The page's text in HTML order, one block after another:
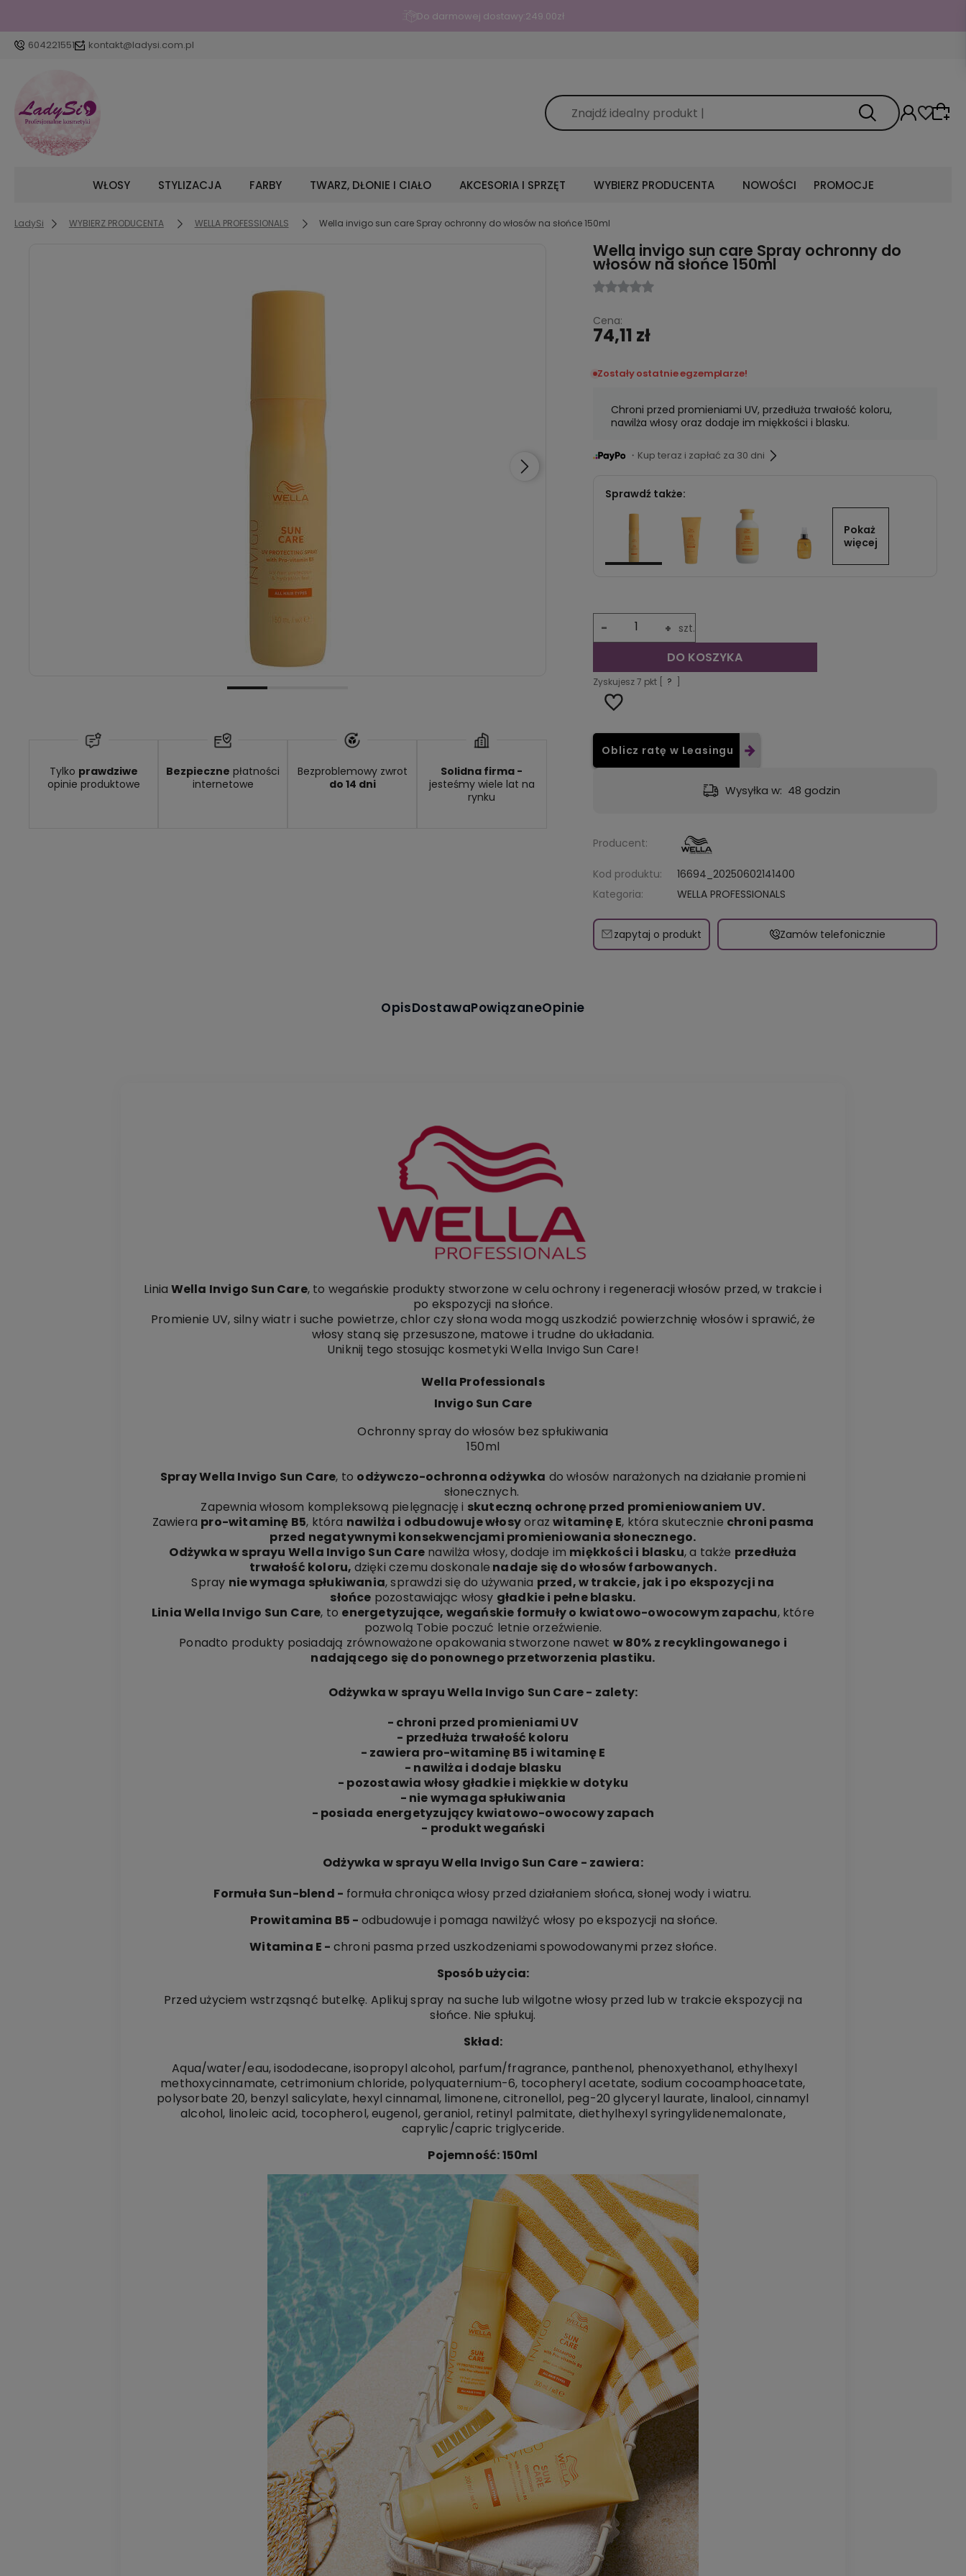
Do darmowej dostawy:249.00zł
604221551 kontakt@ladysi.com.pl
WŁOSY STYLIZACJA FARBY TWARZ, DŁONIE I CIAŁO AKCESORIA I SPRZĘT WYBIERZ PRODUCENTA NOWOŚCI PROMOCJE
LadySi WYBIERZ PRODUCENTA WELLA PROFESSIONALS Wella invigo sun care Spray ochronny do włosów na słońce 150ml
Tylko prawdziwe
opinie produktowe
Bezpieczne płatności
internetowe
Bezproblemowy zwrot
do 14 dni
Solidna firma -
jesteśmy wiele lat na
rynku
Wella invigo sun care Spray ochronny do
włosów na słońce 150ml
Cena:
74,11 zł
Zostały ostatnie egzemplarze!
Chroni przed promieniami UV, przedłuża trwałość koloru,
nawilża włosy oraz dodaje im miękkości i blasku.
・Kup teraz i zapłać za 30 dni
Sprawdź także:
Pokaż
więcej
+
- szt.
DO KOSZYKA
Zyskujesz7 pkt [ ?
Oblicz ratę w Leasingu
- GLS - dostawa do automatu Orlen lub Żabka Dostępność: na wyczerpaniu Wysyłka w: 48 godzin
Producent:
Kod produktu:
16694_20250602141400
Kategoria:
WELLA PROFESSIONALS
zapytaj o produkt Zamów telefonicznie
OpisDostawaPowiązaneOpinie
Linia Wella Invigo Sun Care, to wegańskie produkty stworzone w celu ochrony i regeneracji włosów przed, w trakcie i
po ekspozycji na słońce.
Promienie UV, silny wiatr i suche powietrze, chlor czy słona woda mogą uszkodzić powierzchnię włosów i sprawić, że
włosy staną się przesuszone, matowe i trudne do układania.
Uniknij tego stosując kosmetyki Wella Invigo Sun Care!
Wella Professionals
Invigo Sun Care
Ochronny spray do włosów bez spłukiwania
150ml
Spray Wella Invigo Sun Care, to odżywczo-ochronna odżywka do włosów narażonych na działanie promieni
słonecznych.
Zapewnia włosom kompleksową pielęgnację i skuteczną ochronę przed promieniowaniem UV.
Zawiera pro-witaminę B5, która nawilża i odbudowuje włosyorazwitaminę E, która skutecznie chroni pasma
przed negatywnymi konsekwencjami promieniowania słonecznego.
Odżywka w sprayu Wella Invigo Sun Carenawilża włosy, dodaje im miękkości i blasku, a także przedłuża
trwałość koloru, dzięki czemu doskonale nadaje się do włosów farbowanych.
Spray nie wymaga spłukiwania, sprawdzi się do używania przed, w trakcie, jak i po ekspozycji na
słońce pozostawiając włosy gładkie i pełne blasku.
Linia Wella Invigo Sun Care, to energetyzujące, wegańskie formuły o kwiatowo-owocowym zapachu, które
pozwolą Tobie poczuć letnie orzeźwienie.
Ponadto produkty posiadają zrównoważone opakowania stworzone nawet w 80% z recyklingowanego i
nadającego się do ponownego przetworzenia plastiku.
Odżywka w sprayu Wella Invigo Sun Care - zalety:
- chroni przed promieniami UV
- przedłuża trwałość koloru
- zawiera pro-witaminę B5 i witaminę E
- nawilża i dodaje blasku
- pozostawia włosy gładkie i miękkie w dotyku
- nie wymaga spłukiwania
- posiada energetyzujący kwiatowo-owocowy zapach
- produkt wegański
Odżywka w sprayu Wella Invigo Sun Care - zawiera:
Formuła Sun-blend - formuła chroniąca włosy przed działaniem słońca, słonej wody i wiatru.
Prowitamina B5 - odbudowuje i pomaga nawilżyć włosy po ekspozycji na słońce.
Witamina E - chroni pasma przed uszkodzeniami spowodowanymi przez słońce.
Sposób użycia:
Przed użyciem wstrząsnąć butelkę. Aplikuj spray na suche lub wilgotne włosy przed lub w trakcie ekspozycji na
słońce. Nie spłukuj.
Skład:
Aqua/water/eau, isododecane, isopropyl alcohol, parfum/fragrance, panthenol, phenoxyethanol, ethylhexyl
methoxycinnamate, cetrimonium chloride, polyquaternium-6, tocopheryl acetate, sodium cocoamphoacetate,
polysorbate 20, benzyl salicylate, hexyl cinnamal, limonene, citronellol, peg-20 glyceryl laurate, linalool, cinnamyl
alcohol, linoleic acid, tocopherol, eugenol, geraniol, retinyl palmitate, diethylhexyl syringylidenemalonate,
caprylic/capric triglyceride.
Pojemność: 150ml